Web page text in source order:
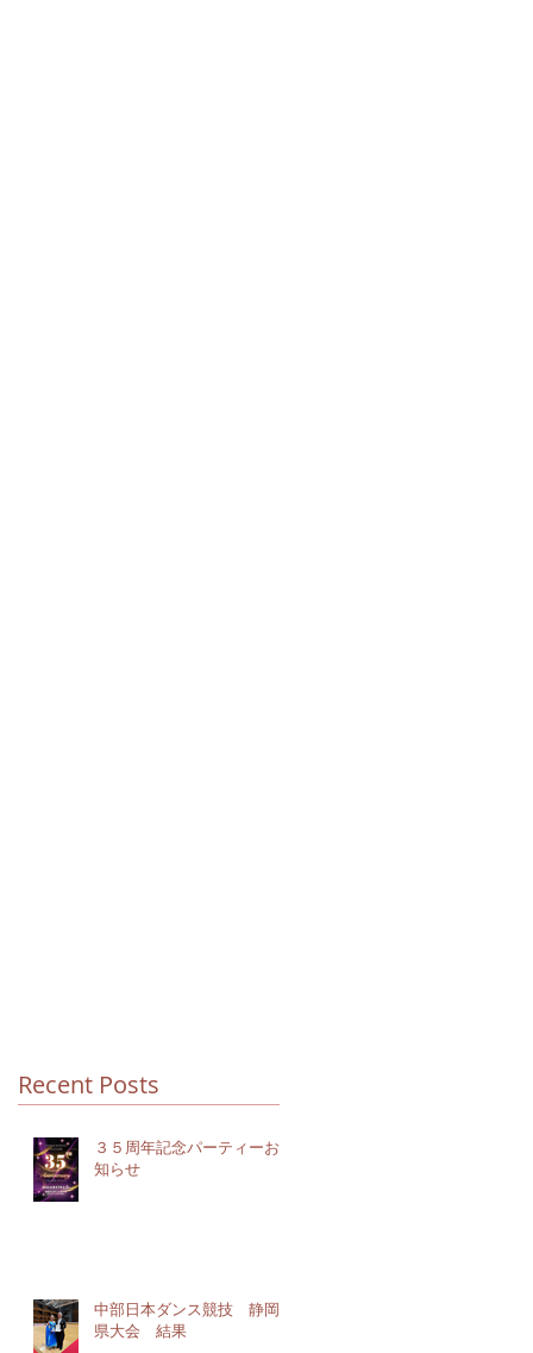
Recent Posts
３５周年記念パーティーお
知らせ
中部日本ダンス競技 静岡
県大会 結果